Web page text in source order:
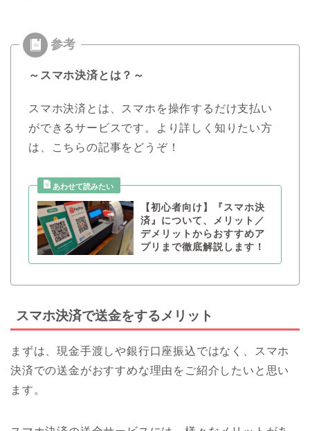
～スマホ決済とは？～
スマホ決済とは、スマホを操作するだけ支払い
ができるサービスです。より詳しく知りたい方
は、こちらの記事をどうぞ！
【初心者向け】『スマホ決
済』について、メリット／
デメリットからおすすめア
プリまで徹底解説します！
スマホ決済で送金をするメリット
まずは、現金手渡しや銀行口座振込ではなく、スマホ
決済での送金がおすすめな理由をご紹介したいと思い
ます。